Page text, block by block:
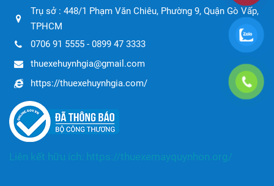
Trụ sở : 448/1 Phạm Văn Chiêu, Phường 9, Quận Gò Vấp,
TPHCM
0706 91 5555 - 0899 47 3333
thuexehuynhgia@gmail.com
https://thuexehuynhgia.com/
Liên kết hữu ích: https://thuexemayquynhon.org/